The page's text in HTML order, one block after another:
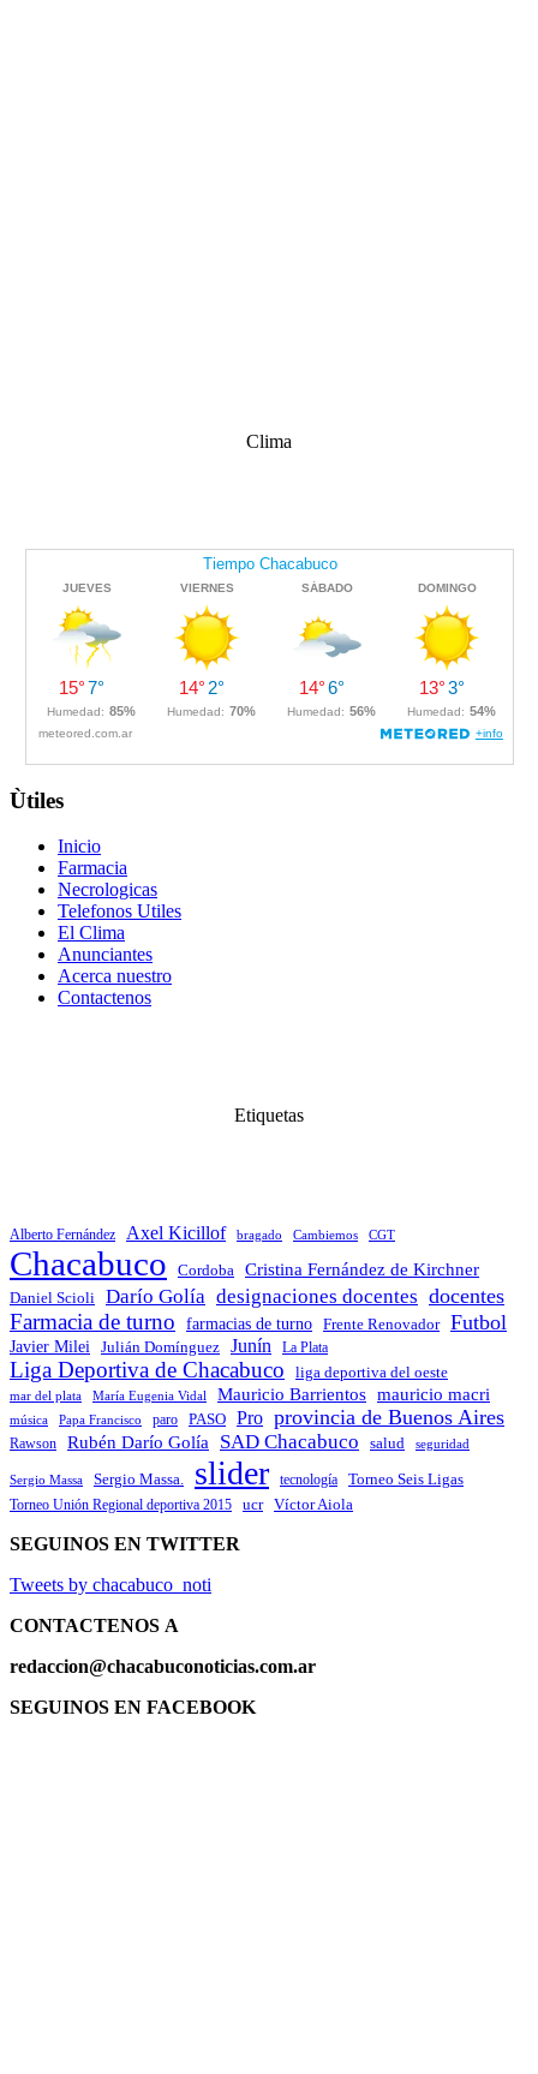
Clima
Ùtiles
Inicio
Farmacia
Necrologicas
Telefonos Utiles
El Clima
Anunciantes
Acerca nuestro
Contactenos
Etiquetas
Alberto Fernández Axel Kicillof bragado Cambiemos CGT
Chacabuco Cordoba Cristina Fernández de Kirchner
Daniel Scioli Darío Golía designaciones docentes docentes
Farmacia de turno farmacias de turno Frente Renovador Futbol
Javier Milei Julián Domínguez Junín La Plata
Liga Deportiva de Chacabuco liga deportiva del oeste
mar del plata María Eugenia Vidal Mauricio Barrientos mauricio macri
música Papa Francisco paro PASO Pro provincia de Buenos Aires
Rawson Rubén Darío Golía SAD Chacabuco salud seguridad
Sergio Massa Sergio Massa. slider tecnología Torneo Seis Ligas
Torneo Unión Regional deportiva 2015 ucr Víctor Aiola
SEGUINOS EN TWITTER
Tweets by chacabuco_noti
CONTACTENOS A
redaccion@chacabuconoticias.com.ar
SEGUINOS EN FACEBOOK